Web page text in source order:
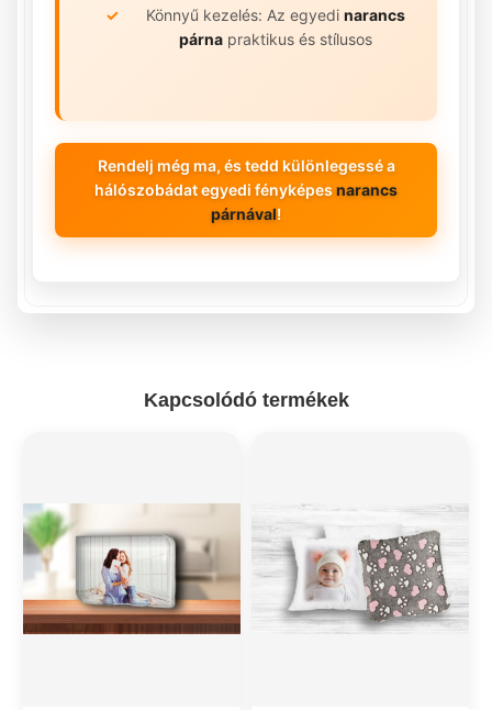
Könnyű kezelés: Az egyedi narancs
párna praktikus és stílusos
Rendelj még ma, és tedd különlegessé a
hálószobádat egyedi fényképes narancs
párnával!
Kapcsolódó termékek